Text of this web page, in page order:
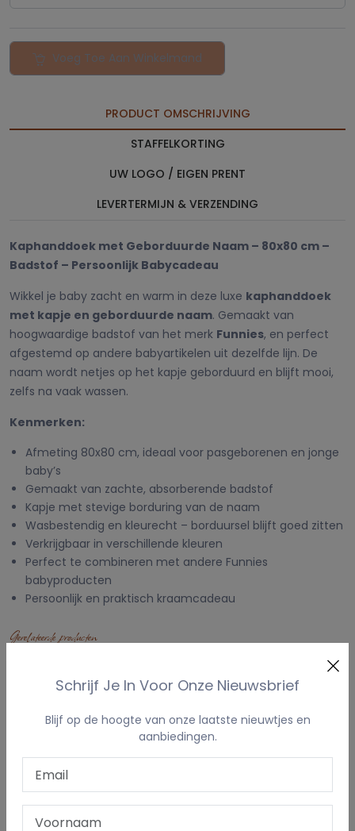
Voeg Toe Aan Winkelmand
PRODUCT OMSCHRIJVING
STAFFELKORTING
UW LOGO / EIGEN PRENT
LEVERTERMIJN & VERZENDING
Kaphanddoek met Geborduurde Naam – 80x80 cm –
Badstof – Persoonlijk Babycadeau
Wikkel je baby zacht en warm in deze luxe kaphanddoek
met kapje en geborduurde naam. Gemaakt van
hoogwaardige badstof van het merk Funnies, en perfect
afgestemd op andere babyartikelen uit dezelfde lijn. De
naam wordt netjes op het kapje geborduurd en blijft mooi,
zelfs na vaak wassen.
Kenmerken:
Afmeting 80x80 cm, ideaal voor pasgeborenen en jonge
baby’s
Gemaakt van zachte, absorberende badstof
Kapje met stevige borduring van de naam
Wasbestendig en kleurecht – borduursel blijft goed zitten
Verkrijgbaar in verschillende kleuren
Perfect te combineren met andere Funnies
babyproducten
Persoonlijk en praktisch kraamcadeau
Gerelateerde producten
Schrijf Je In Voor Onze Nieuwsbrief
Blijf op de hoogte van onze laatste nieuwtjes en
aanbiedingen.